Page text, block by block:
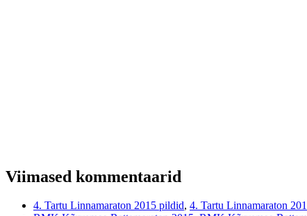
Viimased kommentaarid
4. Tartu Linnamaraton 2015 pildid, 4. Tartu Linnamaraton